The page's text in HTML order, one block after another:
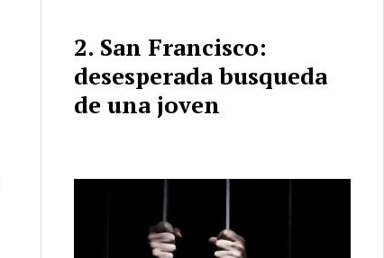
San Francisco:
desesperada busqueda
de una joven